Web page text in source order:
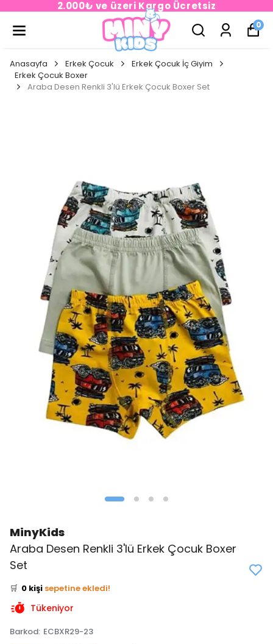
2.000₺ ve üzeri Kargo Ücretsiz
0
Anasayfa Erkek Çocuk
Erkek Çocuk İç Giyim
Erkek Çocuk Boxer
Araba Desen Renkli 3'lü Erkek Çocuk Boxer Set
MinyKids
Araba Desen Renkli 3'lü Erkek Çocuk Boxer
Set
👀 Şu an
🛒 0 kişi sepetine ekledi!
✅ Bugün 0 adet
Tükeniyor
Barkod: ECBXR29-23